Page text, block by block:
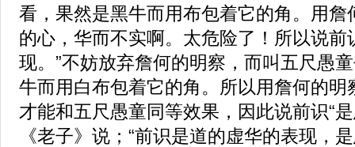
看，果然是黑牛而用布包着它的角。用詹
的心，华而不实啊。太危险了！所以说前
现。”不妨放弃詹何的明察，而叫五尺愚
牛而用白布包着它的角。所以用詹何的明
才能和五尺愚童同等效果，因此说前识“
《老子》说；“前识是道的虚华的表现，